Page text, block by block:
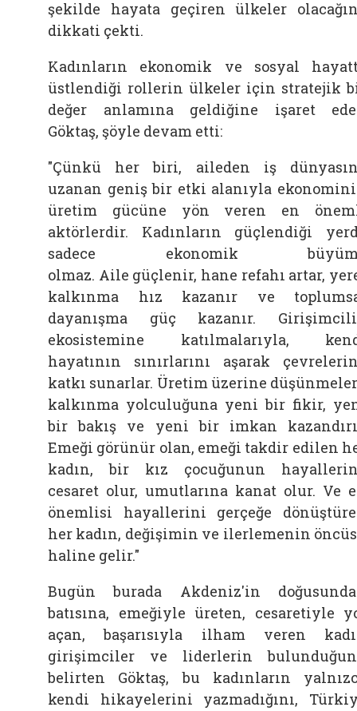
şekilde hayata geçiren ülkeler
dikkati çekti.
Kadınların ekonomik ve sosyal
üstlendiği rollerin ülkeler için stratejik
değer anlamına geldiğine işaret
Göktaş, şöyle devam etti:
"Çünkü her biri, aileden iş
uzanan geniş bir etki alanıyla
üretim gücüne yön veren en
aktörlerdir. Kadınların güçlendiği
sadece ekonomik
olmaz. Aile güçlenir, hane refahı artar,
kalkınma hız kazanır ve
dayanışma güç kazanır.
ekosistemine katılmalarıyla,
hayatının sınırlarını aşarak
katkı sunarlar. Üretim üzerine
kalkınma yolculuğuna yeni bir fikir,
bir bakış ve yeni bir imkan
Emeği görünür olan, emeği takdir edilen
kadın, bir kız çocuğunun
cesaret olur, umutlarına kanat olur. Ve
önemlisi hayallerini gerçeğe
her kadın, değişimin ve ilerlemenin
haline gelir."
Bugün burada Akdeniz'in
batısına, emeğiyle üreten, cesaretiyle
açan, başarısıyla ilham veren
girişimciler ve liderlerin
belirten Göktaş, bu kadınların
kendi hikayelerini yazmadığını,